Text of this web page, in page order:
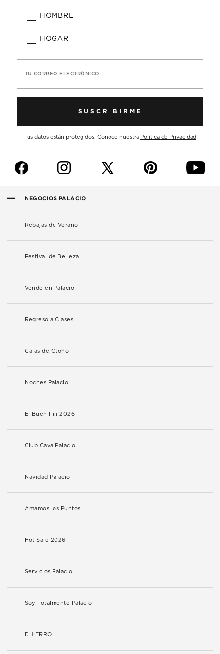
HOMBRE
HOGAR
TU CORREO ELECTRÓNICO
SUSCRIBIRME
Tus datos están protegidos. Conoce nuestra Política de Privacidad
f i p y
NEGOCIOS PALACIO
Rebajas de Verano
Festival de Belleza
Vende en Palacio
Regreso a Clases
Galas de Otoño
Noches Palacio
El Buen Fin 2026
Club Cava Palacio
Navidad Palacio
Amamos los Puntos
Hot Sale 2026
Servicios Palacio
Soy Totalmente Palacio
DHIERRO